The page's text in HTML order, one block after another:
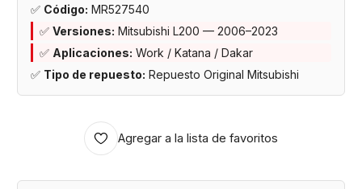
✅ Código: MR5 27540
✅ Versiones: Mitsubishi L200 — 2006–2023
✅ Aplicaciones: Work / Katana / Dakar
✅ Tipo de repuesto: Repuesto Original Mitsubishi
Agregar a la lista de favoritos